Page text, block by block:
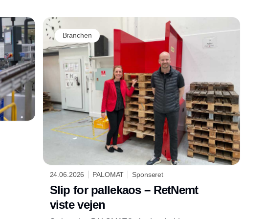
Branchen
24.06.2026 PALOMAT Sponseret
Slip for pallekaos – RetNemt
viste vejen